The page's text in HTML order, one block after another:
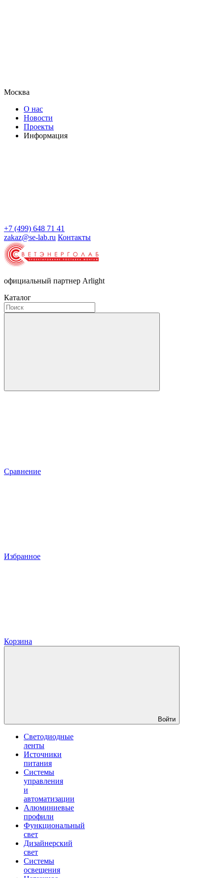
Москва
О нас
Новости
Проекты
Информация
+7 (499) 648 71 41
zakaz@se-lab.ru Контакты
официальный партнер Arlight
Каталог
Сравнение
Избранное
Корзина
Войти
Светодиодные
ленты
Источники
питания
Системы
управления
и
автоматизации
Алюминиевые
профили
Функциональный
свет
Дизайнерский
свет
Системы
освещения